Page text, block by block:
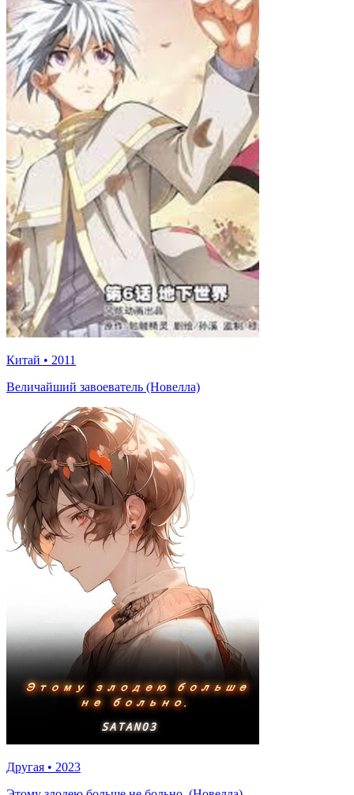
Китай • 2011
Величайший завоеватель (Новелла)
Другая • 2023